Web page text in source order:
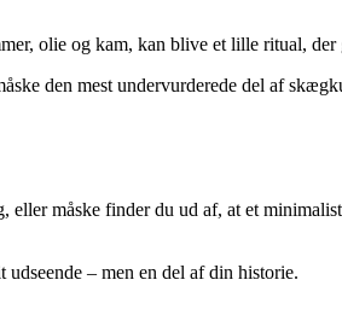
olie og kam, kan blive et lille ritual,
den mest undervurderede del af
måske finder du ud af, at et
– men en del af din historie.